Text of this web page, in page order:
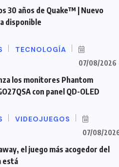
30 años de Quake™ | Nuevo
disponible
TECNOLOGÍA
07/08/2026
los monitores Phantom
con panel QD-OLED
VIDEOJUEGOS
07/08/
el juego más acogedor del
está